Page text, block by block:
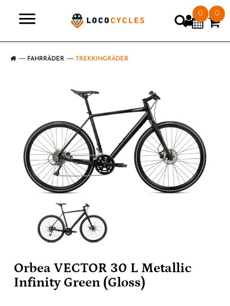
0 0
FAHRRÄDER TREKKINGRÄDER
Orbea VECTOR 30 L Metallic
Infinity Green (Gloss)